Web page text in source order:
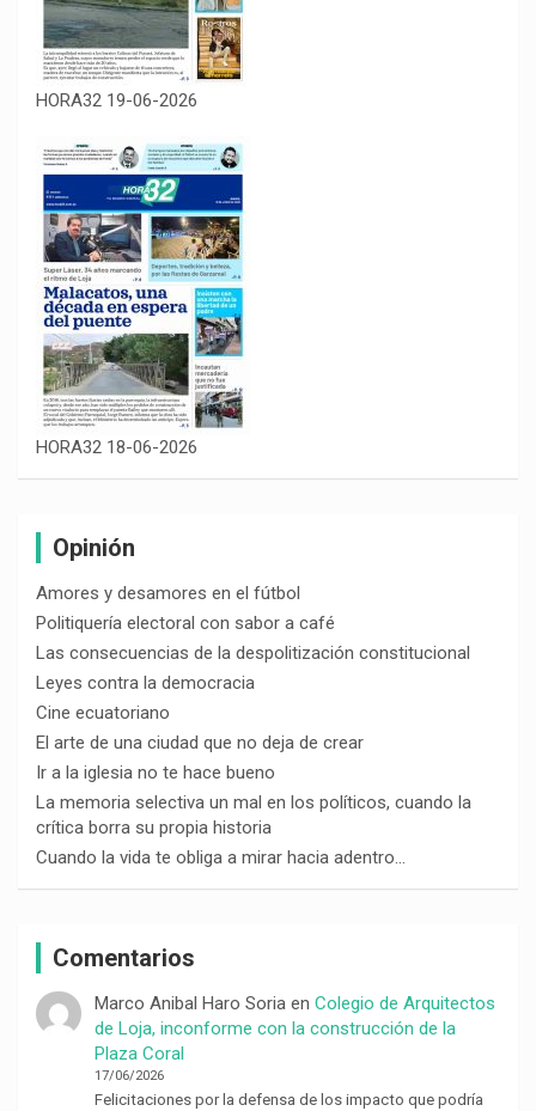
HORA32 19-06-2026
HORA32 18-06-2026
Opinión
Amores y desamores en el fútbol
Politiquería electoral con sabor a café
Las consecuencias de la despolitización constitucional
Leyes contra la democracia
Cine ecuatoriano
El arte de una ciudad que no deja de crear
Ir a la iglesia no te hace bueno
La memoria selectiva un mal en los políticos, cuando la
crítica borra su propia historia
Cuando la vida te obliga a mirar hacia adentro…
Comentarios
Marco Anibal Haro Soriaen Colegio de Arquitectos
de Loja, inconforme con la construcción de la
Plaza Coral
17/06/2026
Felicitaciones por la defensa de los impacto que podría